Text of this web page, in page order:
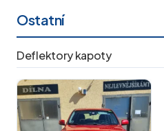
Ostatní
Deflektory kapoty